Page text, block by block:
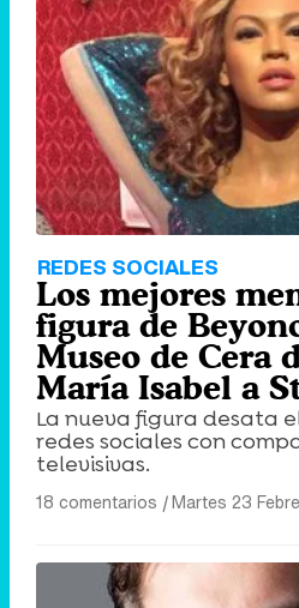
REDES SOCIALES
Los mejores
figura de
Museo de Cera
María Isabel a
La nueva figura desata
redes sociales con
televisivas.
18 comentarios |Martes 23